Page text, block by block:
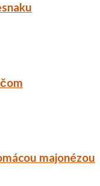
majonézou